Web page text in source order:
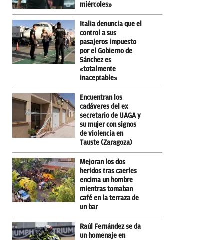
miércoles»
Italia denuncia que el
control a sus
pasajeros impuesto
por el Gobierno de
Sánchez es
«totalmente
inaceptable»
Encuentran los
cadáveres del ex
secretario de UAGA y
su mujer con signos
de violencia en
Tauste (Zaragoza)
Mejoran los dos
heridos tras caerles
encima un hombre
mientras tomaban
café en la terraza de
un bar
Raúl Fernández se da
un homenaje en